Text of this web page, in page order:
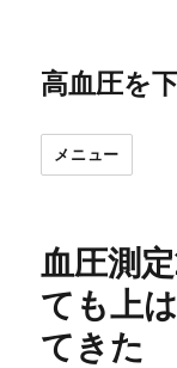
高血圧を
メニュー
血圧測
ても上
てきた